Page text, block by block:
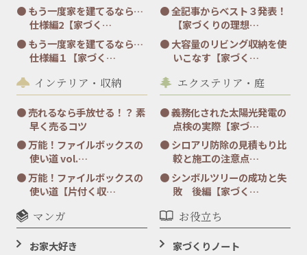
もう一度家を建てるなら…
仕様編2【家づく…
もう一度家を建てるなら…
仕様編１【家づく…
全記事からベスト３発表！
【家づくりの理想…
大容量のリビング収納を使
いこなす【家づく…
インテリア・収納
売れるなら手放せる！？ 素
早く売るコツ
万能！ファイルボックスの
使い道 vol.…
万能！ファイルボックスの
使い道【片付く収…
エクステリア・庭
義務化された太陽光発電の
点検の実際【家づ…
シロアリ防除の見積もり比
較と施工の注意点…
シンボルツリーの成功と失
敗 後編【家づく…
マンガ
お家大好き
お役立ち
家づくりノート